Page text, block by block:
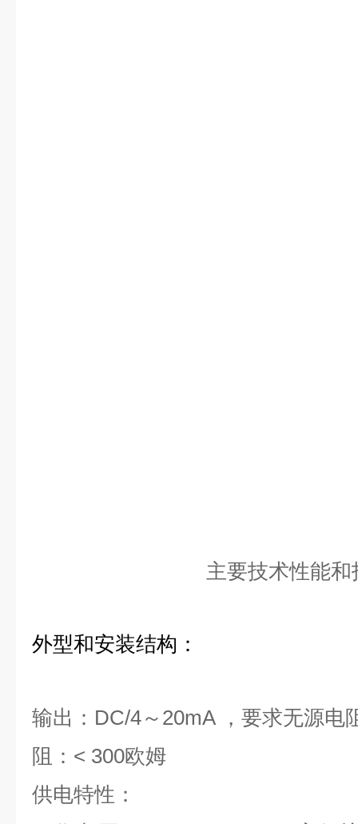
主要技术性能和
外型和安装结构：
输出：DC/4～20mA ，要求无源电
阻：< 300欧姆
供电特性：